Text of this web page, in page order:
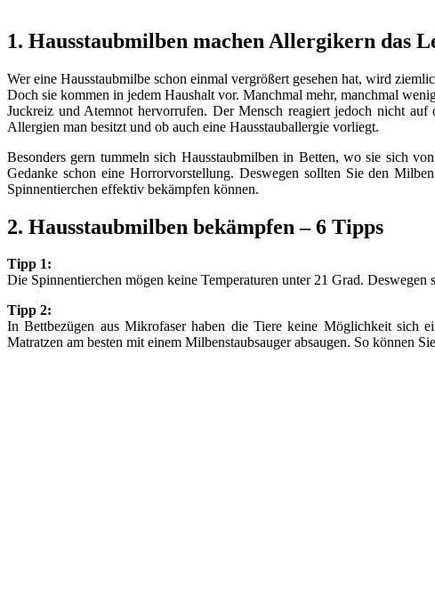
1. Hausstaubmilben machen Allergikern das
Wer eine Hausstaubmilbe schon einmal vergrößert gesehen hat, wird
Doch sie kommen in jedem Haushalt vor. Manchmal mehr, manchmal
Juckreiz und Atemnot hervorrufen. Der Mensch reagiert jedoch nicht
Allergien man besitzt und ob auch eine Hausstauballergie vorliegt.
Besonders gern tummeln sich Hausstaubmilben in Betten, wo sie sich
Gedanke schon eine Horrorvorstellung. Deswegen sollten Sie den
Spinnentierchen effektiv bekämpfen können.
2. Hausstaubmilben bekämpfen – 6 Tipps
Tipp 1:
Die Spinnentierchen mögen keine Temperaturen unter 21 Grad.
Tipp 2:
In Bettbezügen aus Mikrofaser haben die Tiere keine Möglichkeit sich
Matratzen am besten mit einem Milbenstaubsauger absaugen. So können